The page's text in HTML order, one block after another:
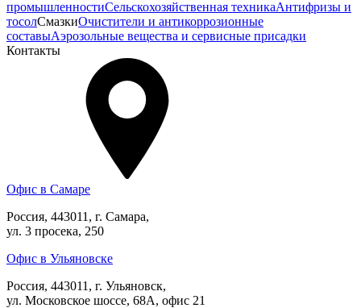
промышленностиСельскохозяйственная техникаАнтифризы и
тосолСмазкиОчистители и антикоррозионные
составыАэрозольные вещества и сервисные присадки
Контакты
Офис в Самаре
Россия, 443011, г. Самара,
ул. 3 просека, 250
Офис в Ульяновске
Россия, 443011, г. Ульяновск,
ул. Московское шоссе, 68А, офис 21